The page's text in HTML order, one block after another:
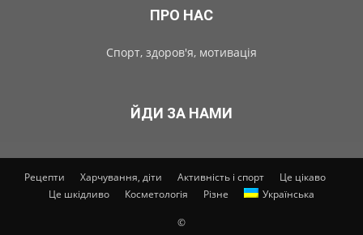
ПРО НАС
Спорт, здоров'я, мотивація
ЙДИ ЗА НАМИ
Рецепти Харчування, діти Активність і спорт
Це цікаво
Це шкідливо
Косметологія Різне Українська
©